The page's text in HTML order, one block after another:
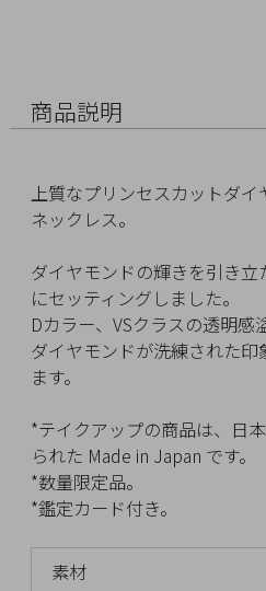
商品説明
上質なプリンセスカットダイ
ネックレス。
ダイヤモンドの輝きを引き
にセッティングしました。
Dカラー、VSクラスの透明感
ダイヤモンドが洗練された印
ます。
*テイクアップの商品は、日
られた Made in Japan です。
*数量限定品。
*鑑定カード付き。
素材
マ
イ
ー
ジ
お
気
に
入
り
ア
イ
テ